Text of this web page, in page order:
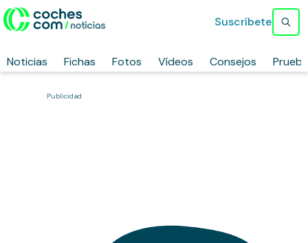
Noticias Fichas Fotos Vídeos Consejos
Suscríbete
Publicidad